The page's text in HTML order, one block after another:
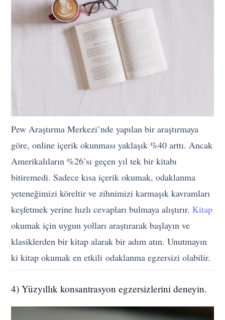
Pew Araştırma Merkezi’nde yapılan bir araştırmaya
göre, online içerik okunması yaklaşık %40 arttı. Ancak
Amerikalıların %26’sı geçen yıl tek bir kitabı
bitiremedi. Sadece kısa içerik okumak, odaklanma
yeteneğimizi köreltir ve zihnimizi karmaşık kavramları
keşfetmek yerine hızlı cevapları bulmaya alıştırır. Kitap
okumak için uygun yolları araştırarak başlayın ve
klasiklerden bir kitap alarak bir adım atın. Unutmayın
ki kitap okumak en etkili odaklanma egzersizi olabilir.
4) Yüzyıllık konsantrasyon egzersizlerini deneyin.